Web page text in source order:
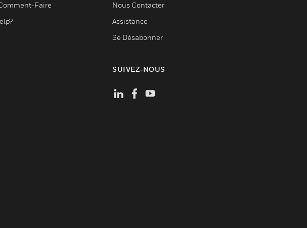
Faire
Nous Contacter
Assistance
Se Désabonner
SUIVEZ-NOUS